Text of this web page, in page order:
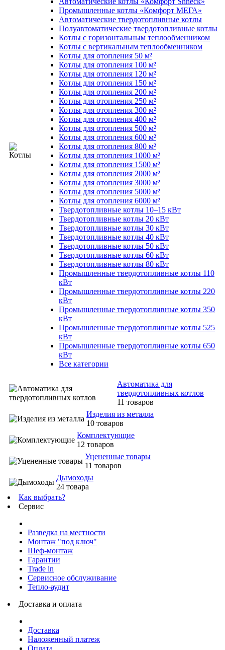
Промышленные котлы «Комфорт МЕГА»
Автоматические твердотопливные котлы
Полуавтоматические твердотопливные котлы
Котлы с горизонтальным теплообменником
Котлы с вертикальным теплообменником
Котлы для отопления 50 м²
Котлы для отопления 100 м²
Котлы для отопления 120 м²
Котлы для отопления 150 м²
Котлы для отопления 200 м²
Котлы для отопления 250 м²
Котлы для отопления 300 м²
Котлы для отопления 400 м²
Котлы для отопления 500 м²
Котлы для отопления 600 м²
Котлы для отопления 800 м²
Котлы для отопления 1000 м²
Котлы для отопления 1500 м²
Котлы для отопления 2000 м²
Котлы для отопления 3000 м²
Котлы для отопления 5000 м²
Котлы для отопления 6000 м²
Твердотопливные котлы 10–15 кВт
Твердотопливные котлы 20 кВт
Твердотопливные котлы 30 кВт
Твердотопливные котлы 40 кВт
Твердотопливные котлы 50 кВт
Твердотопливные котлы 60 кВт
Твердотопливные котлы 80 кВт
Промышленные твердотопливные котлы 110
кВт
Промышленные твердотопливные котлы 220
кВт
Промышленные твердотопливные котлы 350
кВт
Промышленные твердотопливные котлы 525
кВт
Промышленные твердотопливные котлы 650
кВт
Все категории
Автоматика для
твердотопливных котлов
11 товаров
Изделия из металла
10 товаров
Комплектующие
12 товаров
Уцененные товары
11 товаров
Дымоходы
24 товара
Как выбрать?
Сервис
Разведка на местности
Монтаж "под ключ"
Шеф-монтаж
Гарантии
Trade in
Сервисное обслуживание
Тепло-аудит
Доставка и оплата
Доставка
Наложенный платеж
Оплата